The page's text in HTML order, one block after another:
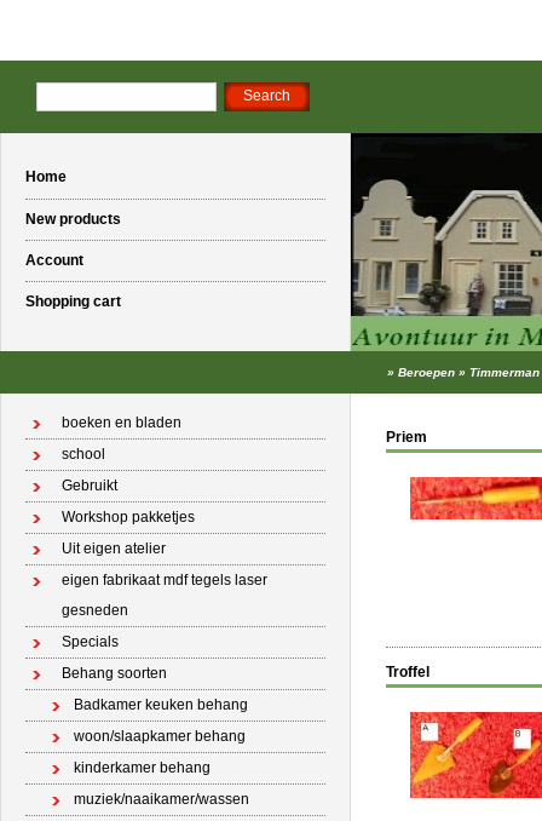
Home
New products
Account
Shopping cart
» Beroepen » Timmerman
boeken en bladen
school
Gebruikt
Workshop pakketjes
Uit eigen atelier
eigen fabrikaat mdf tegels laser
gesneden
Specials
Behang soorten
Badkamer keuken behang
woon/slaapkamer behang
kinderkamer behang
muziek/naaikamer/wassen
Priem
Troffel